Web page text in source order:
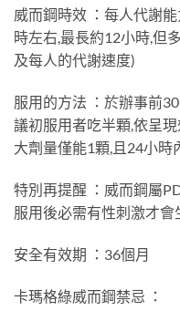
威而鋼時效 ：每人代謝
時左右,最長約12小時,但
及每人的代謝速度)
服用的方法 ：於辦事前
議初服用者吃半顆,依呈
大劑量僅能1顆,且24小時
特別再提醒 ：威而鋼屬
服用後必需有性刺激才會
安全有效期 ：36個月
卡瑪格綠威而鋼禁忌 ：